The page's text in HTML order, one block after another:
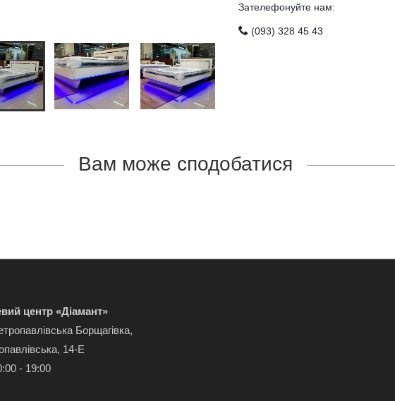
Зателефонуйте нам:
(093) 328 45 43
Вам може сподобатися
центр «Діамант»
Борщагівка,
14-Е
- 19:00